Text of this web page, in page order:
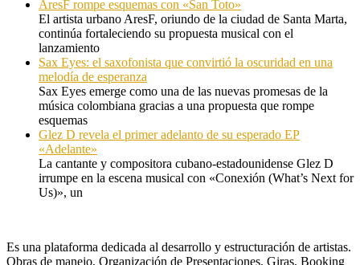
AresF rompe esquemas con «San Toto»
El artista urbano AresF, oriundo de la ciudad de Santa Marta,
continúa fortaleciendo su propuesta musical con el
lanzamiento
Sax Eyes: el saxofonista que convirtió la oscuridad en una
melodía de esperanza
Sax Eyes emerge como una de las nuevas promesas de la
música colombiana gracias a una propuesta que rompe
esquemas
Glez D revela el primer adelanto de su esperado EP
«Adelante»
La cantante y compositora cubano-estadounidense Glez D
irrumpe en la escena musical con «Conexión (What’s Next for
Us)», un
Es una plataforma dedicada al desarrollo y estructuración de artistas.
Obras de manejo, Organización de Presentaciones, Giras, Booking